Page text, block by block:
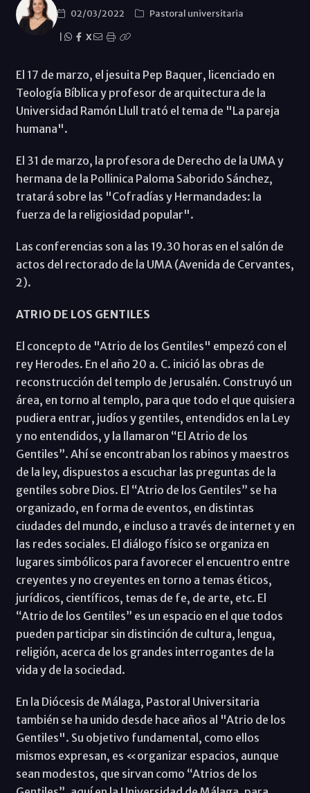
02/03/2022
Pastoral universitaria
X
El 17 de marzo, el jesuita Pep Baquer, licenciado en
Teología Bíblica y profesor de arquitectura de la
Universidad Ramón Llull trató el tema de "La pareja
humana".
El 31 de marzo, la profesora de Derecho de la UMA y
hermana de la Pollinica Paloma Saborido Sánchez,
tratará sobre las "Cofradías y Hermandades: la
fuerza de la religiosidad popular".
Las conferencias son a las 19.30 horas en el salón de
actos del rectorado de la UMA (Avenida de Cervantes,
2).
ATRIO DE LOS GENTILES
El concepto de "Atrio de los Gentiles" empezó con el
rey Herodes. En el año 20 a. C. inició las obras de
reconstrucción del templo de Jerusalén. Construyó un
área, en torno al templo, para que todo el que quisiera
pudiera entrar, judíos y gentiles, entendidos en la Ley
y no entendidos, y la llamaron “El Atrio de los
Gentiles”. Ahí se encontraban los rabinos y maestros
de la ley, dispuestos a escuchar las preguntas de la
gentiles sobre Dios. El “Atrio de los Gentiles” se ha
organizado, en forma de eventos, en distintas
ciudades del mundo, e incluso a través de internet y en
las redes sociales. El diálogo físico se organiza en
lugares simbólicos para favorecer el encuentro entre
creyentes y no creyentes en torno a temas éticos,
jurídicos, científicos, temas de fe, de arte, etc. El
“Atrio de los Gentiles” es un espacio en el que todos
pueden participar sin distinción de cultura, lengua,
religión, acerca de los grandes interrogantes de la
vida y de la sociedad.
En la Diócesis de Málaga, Pastoral Universitaria
también se ha unido desde hace años al "Atrio de los
Gentiles". Su objetivo fundamental, como ellos
mismos expresan, es «organizar espacios, aunque
sean modestos, que sirvan como “Atrios de los